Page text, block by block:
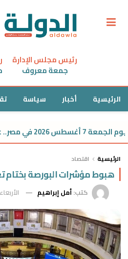
رئيس مجلس الإدارة
جمعة معروف
الرئيسية أخبار سياسة
من 6000 جنيه
الرئيسية اقتصاد
هبوط مؤشرات البورصة بختام
كتب:أمل إبراهيم الأربعاء 8 يوليو 2026 | 3:41 م